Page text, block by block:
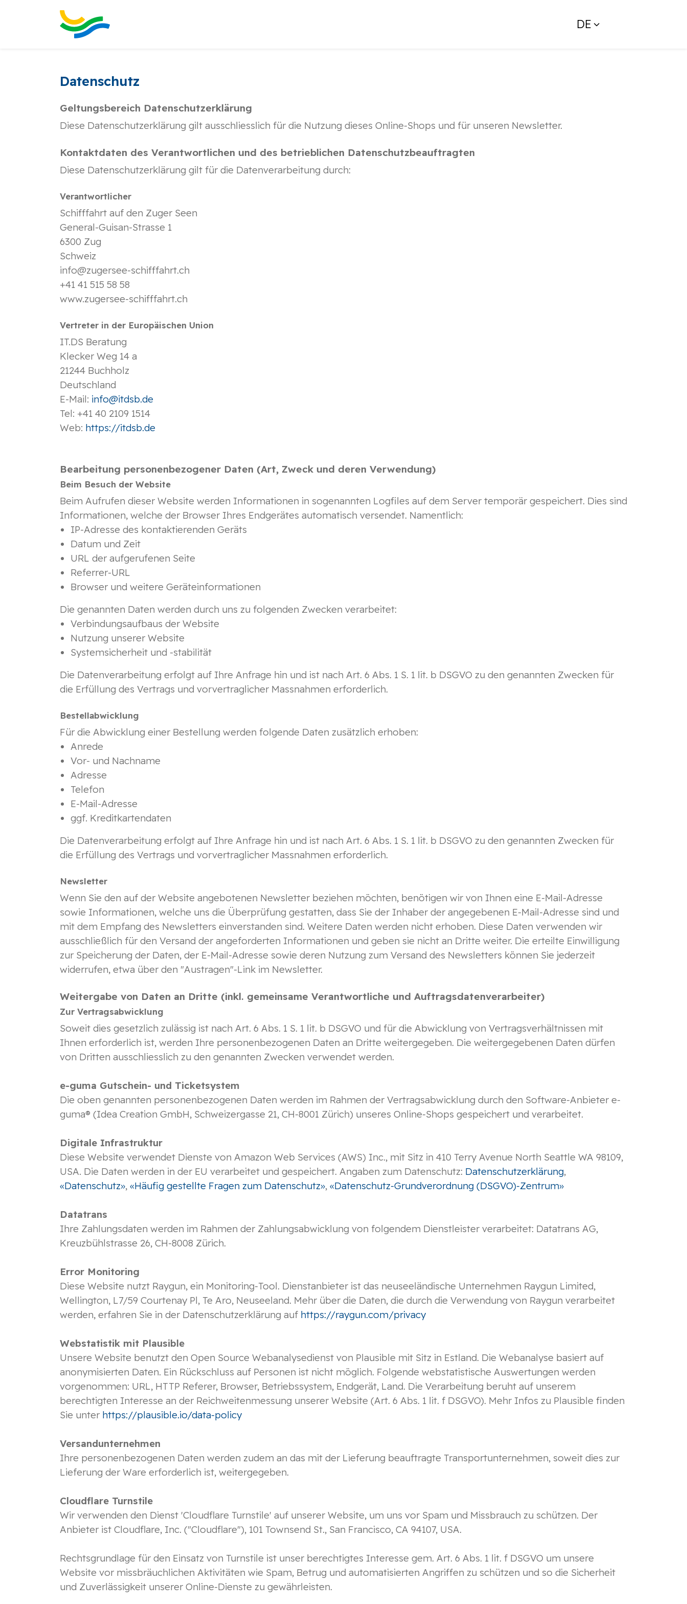
DE
Datenschutz
Geltungsbereich Datenschutzerklärung
Diese Datenschutzerklärung gilt ausschliesslich für die Nutzung dieses Online-Shops und für unseren Newsletter.
Kontaktdaten des Verantwortlichen und des betrieblichen Datenschutzbeauftragten
Diese Datenschutzerklärung gilt für die Datenverarbeitung durch:
Verantwortlicher
Schifffahrt auf den Zuger Seen
General-Guisan-Strasse 1
6300 Zug
Schweiz
info@zugersee-schifffahrt.ch
+41 41 515 58 58
www.zugersee-schifffahrt.ch
Vertreter in der Europäischen Union
IT.DS Beratung
Klecker Weg 14 a
21244 Buchholz
Deutschland
E-Mail: info@itdsb.de
Tel: +41 40 2109 1514
Web: https://itdsb.de
Bearbeitung personenbezogener Daten (Art, Zweck und deren Verwendung)
Beim Besuch der Website
Beim Aufrufen dieser Website werden Informationen in sogenannten Logfiles auf dem Server temporär gespeichert. Dies sind
Informationen, welche der Browser Ihres Endgerätes automatisch versendet. Namentlich:
IP-Adresse des kontaktierenden Geräts
Datum und Zeit
URL der aufgerufenen Seite
Referrer-URL
Browser und weitere Geräteinformationen
Die genannten Daten werden durch uns zu folgenden Zwecken verarbeitet:
Verbindungsaufbaus der Website
Nutzung unserer Website
Systemsicherheit und -stabilität
Die Datenverarbeitung erfolgt auf Ihre Anfrage hin und ist nach Art. 6 Abs. 1 S. 1 lit. b DSGVO zu den genannten Zwecken für
die Erfüllung des Vertrags und vorvertraglicher Massnahmen erforderlich.
Bestellabwicklung
Für die Abwicklung einer Bestellung werden folgende Daten zusätzlich erhoben:
Anrede
Vor- und Nachname
Adresse
Telefon
E-Mail-Adresse
ggf. Kreditkartendaten
Die Datenverarbeitung erfolgt auf Ihre Anfrage hin und ist nach Art. 6 Abs. 1 S. 1 lit. b DSGVO zu den genannten Zwecken für
die Erfüllung des Vertrags und vorvertraglicher Massnahmen erforderlich.
Newsletter
Wenn Sie den auf der Website angebotenen Newsletter beziehen möchten, benötigen wir von Ihnen eine E-Mail-Adresse
sowie Informationen, welche uns die Überprüfung gestatten, dass Sie der Inhaber der angegebenen E-Mail-Adresse sind und
mit dem Empfang des Newsletters einverstanden sind. Weitere Daten werden nicht erhoben. Diese Daten verwenden wir
ausschließlich für den Versand der angeforderten Informationen und geben sie nicht an Dritte weiter. Die erteilte Einwilligung
zur Speicherung der Daten, der E-Mail-Adresse sowie deren Nutzung zum Versand des Newsletters können Sie jederzeit
widerrufen, etwa über den "Austragen"-Link im Newsletter.
Weitergabe von Daten an Dritte (inkl. gemeinsame Verantwortliche und Auftragsdatenverarbeiter)
Zur Vertragsabwicklung
Soweit dies gesetzlich zulässig ist nach Art. 6 Abs. 1 S. 1 lit. b DSGVO und für die Abwicklung von Vertragsverhältnissen mit
Ihnen erforderlich ist, werden Ihre personenbezogenen Daten an Dritte weitergegeben. Die weitergegebenen Daten dürfen
von Dritten ausschliesslich zu den genannten Zwecken verwendet werden.
e-guma Gutschein- und Ticketsystem
Die oben genannten personenbezogenen Daten werden im Rahmen der Vertragsabwicklung durch den Software-Anbieter e-
guma® (Idea Creation GmbH, Schweizergasse 21, CH-8001 Zürich) unseres Online-Shops gespeichert und verarbeitet.
Digitale Infrastruktur
Diese Website verwendet Dienste von Amazon Web Services (AWS) Inc., mit Sitz in 410 Terry Avenue North Seattle WA 98109,
USA. Die Daten werden in der EU verarbeitet und gespeichert. Angaben zum Datenschutz: Datenschutzerklärung,
«Datenschutz», «Häufig gestellte Fragen zum Datenschutz», «Datenschutz-Grundverordnung (DSGVO)-Zentrum»
Datatrans
Ihre Zahlungsdaten werden im Rahmen der Zahlungsabwicklung von folgendem Dienstleister verarbeitet: Datatrans AG,
Kreuzbühlstrasse 26, CH-8008 Zürich.
Error Monitoring
Diese Website nutzt Raygun, ein Monitoring-Tool. Dienstanbieter ist das neuseeländische Unternehmen Raygun Limited,
Wellington, L7/59 Courtenay Pl, Te Aro, Neuseeland. Mehr über die Daten, die durch die Verwendung von Raygun verarbeitet
werden, erfahren Sie in der Datenschutzerklärung auf https://raygun.com/privacy
Webstatistik mit Plausible
Unsere Website benutzt den Open Source Webanalysedienst von Plausible mit Sitz in Estland. Die Webanalyse basiert auf
anonymisierten Daten. Ein Rückschluss auf Personen ist nicht möglich. Folgende webstatistische Auswertungen werden
vorgenommen: URL, HTTP Referer, Browser, Betriebssystem, Endgerät, Land. Die Verarbeitung beruht auf unserem
berechtigten Interesse an der Reichweitenmessung unserer Website (Art. 6 Abs. 1 lit. f DSGVO). Mehr Infos zu Plausible finden
Sie unter https://plausible.io/data-policy
Versandunternehmen
Ihre personenbezogenen Daten werden zudem an das mit der Lieferung beauftragte Transportunternehmen, soweit dies zur
Lieferung der Ware erforderlich ist, weitergegeben.
Cloudflare Turnstile
Wir verwenden den Dienst 'Cloudflare Turnstile' auf unserer Website, um uns vor Spam und Missbrauch zu schützen. Der
Anbieter ist Cloudflare, Inc. ("Cloudflare"), 101 Townsend St., San Francisco, CA 94107, USA.
Rechtsgrundlage für den Einsatz von Turnstile ist unser berechtigtes Interesse gem. Art. 6 Abs. 1 lit. f DSGVO um unsere
Website vor missbräuchlichen Aktivitäten wie Spam, Betrug und automatisierten Angriffen zu schützen und so die Sicherheit
und Zuverlässigkeit unserer Online-Dienste zu gewährleisten.